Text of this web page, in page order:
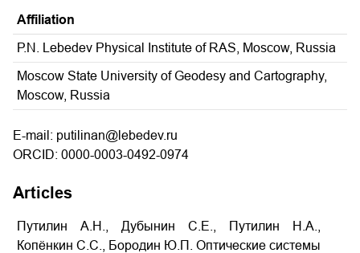
Affiliation
Р.N. Lebedev Physical Institute of RAS, Moscow, Russia
Moscow State University of Geodesy and Cartography,
Moscow, Russia
E-mail: putilinan@lebedev.ru
ORCID: 0000-0003-0492-0974
Articles
Путилин А.Н., Дубынин С.Е., Путилин Н.А.,
Копёнкин С.С., Бородин Ю.П. Оптические системы